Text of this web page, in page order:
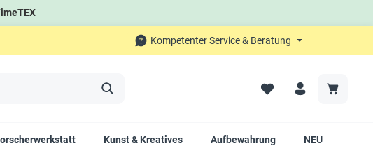
Kompetenter Service & Beratung
Kunst & Kreatives Aufbewahrung NEU